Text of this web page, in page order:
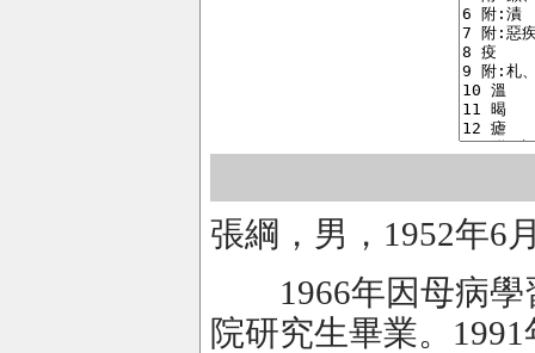
張綱，男，1952年6
1966年因母病學
院研究生畢業。